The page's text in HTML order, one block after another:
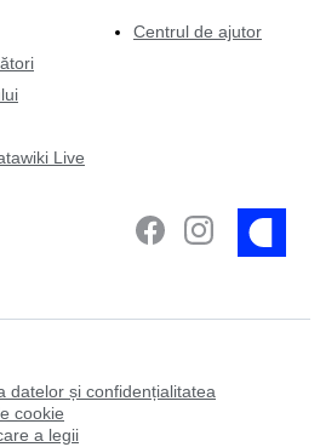
Live
Centrul de ajutor
datelor și confidențialitatea
cookie
a legii